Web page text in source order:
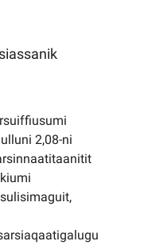
2,08-ni